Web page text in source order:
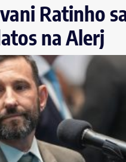
Ratinho
na Alerj